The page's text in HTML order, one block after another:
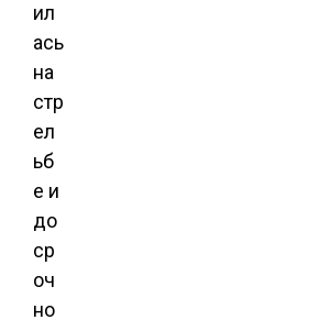
ил
ась
на
стр
ел
ьб
е и
до
ср
оч
но